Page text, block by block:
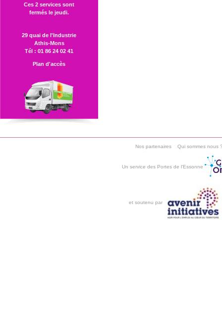
Ces 2 services sont
fermés le jeudi.
29 quai de l'Industrie
Athis-Mons
Tél : 01 86 24 02 41
Plan d'accès
Nos partenaires Qui sommes nous
Un service des Portes de l'Essonne
et soutenu par